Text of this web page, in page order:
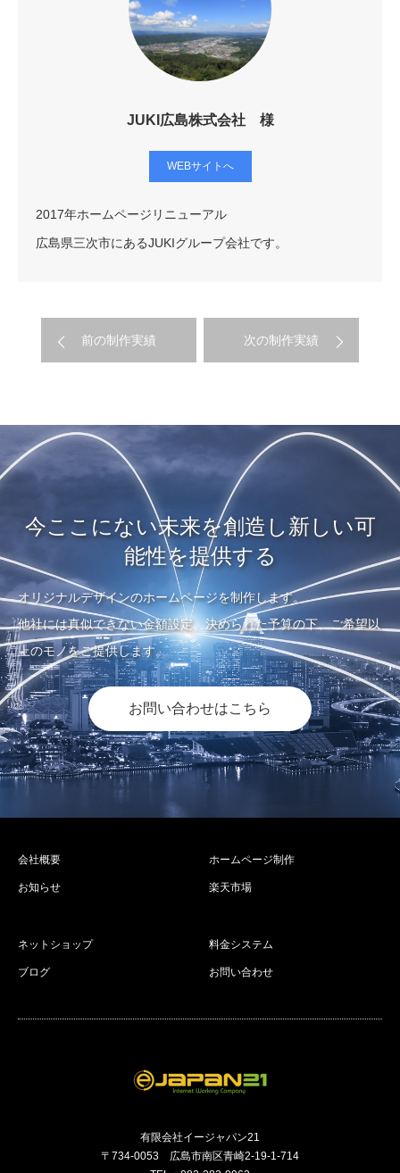
JUKI広島株式会社 様
WEBサイトへ
2017年ホームページリニューアル
広島県三次市にあるJUKIグループ会社です。
前の制作実績 次の制作実績
今ここにない未来を創造し新しい可
能性を提供する
オリジナルデザインのホームページを制作します。
他社には真似できない金額設定、決められた予算の下、ご希望以
上のモノをご提供します。
お問い合わせはこちら
会社概要
お知らせ
ホームページ制作
楽天市場
ネットショップ
ブログ
料金システム
お問い合わせ
有限会社イージャパン21
〒734-0053 広島市南区青崎2-19-1-714